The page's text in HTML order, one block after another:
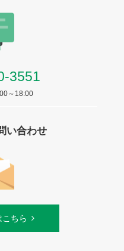
3551
～18:00
い合わせ
ちら